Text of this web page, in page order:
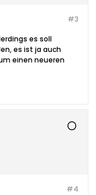
#3
es soll
es ist ja auch
einen neueren
#4